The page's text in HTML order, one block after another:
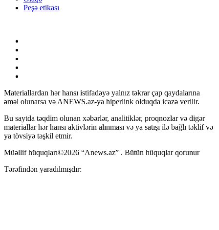
Peşə etikası
Materiallardan hər hansı istifadəyə yalnız təkrar çap qaydalarına
əməl olunarsa və ANEWS.az-ya hiperlink olduqda icazə verilir.
Bu saytda təqdim olunan xəbərlər, analitiklər, proqnozlar və digər
materiallar hər hansı aktivlərin alınması və ya satışı ilə bağlı təklif və
ya tövsiyə təşkil etmir.
Müəllif hüquqları©2026 “Anews.az” . Bütün hüquqlar qorunur
Tərəfindən yaradılmışdır: